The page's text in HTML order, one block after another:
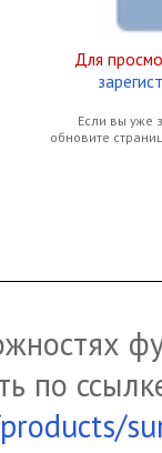
Для
Если вы уже
обновите
по